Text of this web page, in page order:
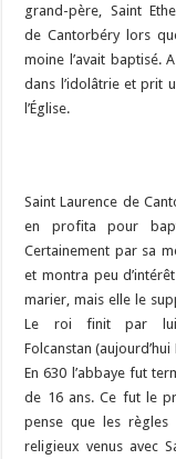
grand-père, Saint
de Cantorbéry lors
moine l’avait baptisé.
dans l’idolâtrie et prit
l’Église.
Saint Laurence de
en profita pour
Certainement par sa
et montra peu
marier, mais elle le
Le roi finit par lui
Folcanstan
En 630 l’abbaye fut
de 16 ans. Ce fut le
pense que les règles
religieux venus avec